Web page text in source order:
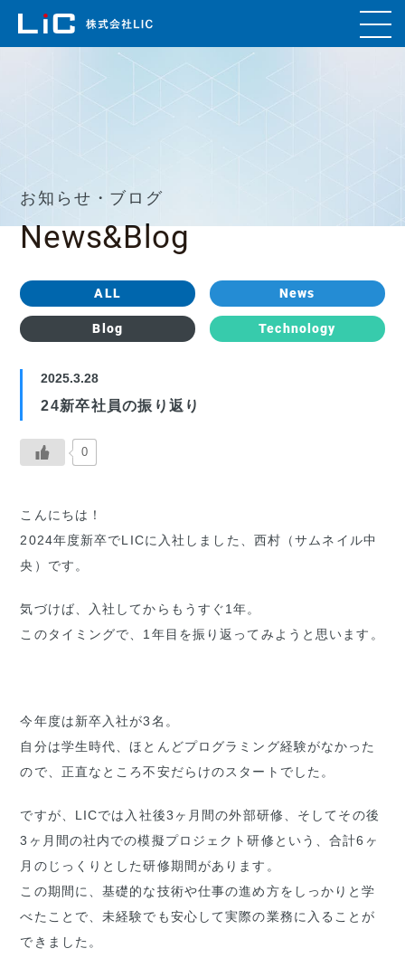
お知らせ・ブログ
News&Blog
ALL News
Blog Technology
2025.3.28
24新卒社員の振り返り
0
こんにちは！
2024年度新卒でLICに入社しました、西村（サムネイル中
央）です。
気づけば、入社してからもうすぐ1年。
このタイミングで、1年目を振り返ってみようと思います。
今年度は新卒入社が3名。
自分は学生時代、ほとんどプログラミング経験がなかった
ので、正直なところ不安だらけのスタートでした。
ですが、LICでは入社後3ヶ月間の外部研修、そしてその後
3ヶ月間の社内での模擬プロジェクト研修という、合計6ヶ
月のじっくりとした研修期間があります。
この期間に、基礎的な技術や仕事の進め方をしっかりと学
べたことで、未経験でも安心して実際の業務に入ることが
できました。